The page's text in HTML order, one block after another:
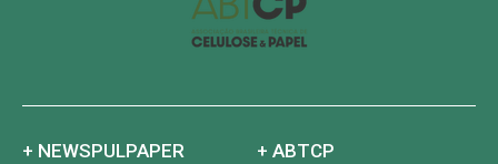
+ NEWSPULPAPER + ABTCP